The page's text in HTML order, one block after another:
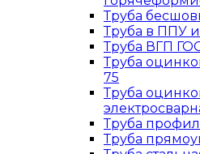
Труба
Труба в ППУ
Труба ВГП
Труба
75
Труба
Труба
Труба